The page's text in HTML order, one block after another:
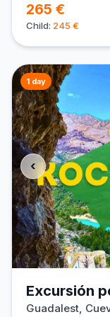
265 €
Child: 245 €
‹
1 day
Excursión
Guadalest,